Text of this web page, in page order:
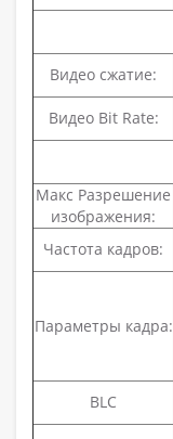
Видео сжатие:
Видео Bit Rate:
Макс Разрешение
изображения:
Частота кадров:
Параметры кадра:
BLC